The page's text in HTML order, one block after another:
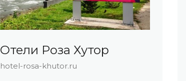
Отели Роза Хутор
hotel-rosa-khutor.ru